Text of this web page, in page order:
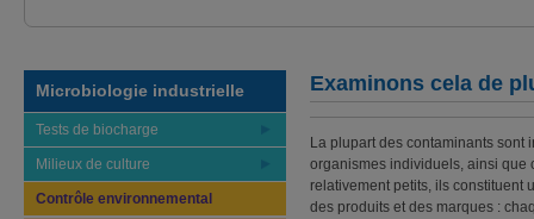
Microbiologie industrielle
Tests de biocharge
Milieux de culture
Contrôle environnemental
Examinons cela de
La plupart des contaminants
organismes individuels, ainsi que
relativement petits, ils constituent
des produits et des marques :